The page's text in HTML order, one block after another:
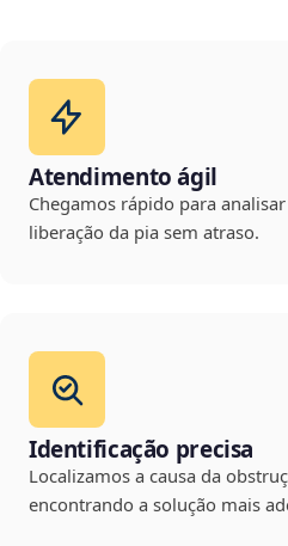
Atendimento ágil
Chegamos rápido para
liberação da pia sem atraso.
Identificação precisa
Localizamos a causa da
encontrando a solução mais